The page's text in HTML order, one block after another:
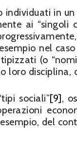
individuati in
ai
nel
(o
loro
sociali”[9],
del